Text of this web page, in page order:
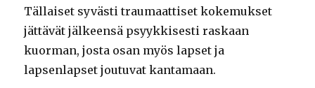
Tällaiset syvästi traumaattiset kokemukset
jättävät jälkeensä psyykkisesti raskaan
kuorman, josta osan myös lapset ja
lapsenlapset joutuvat kantamaan.